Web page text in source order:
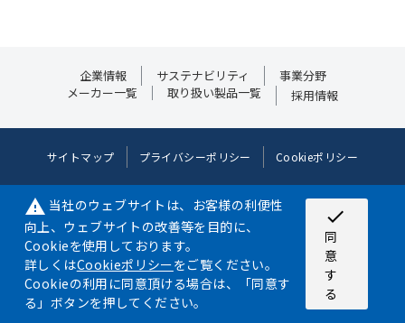
企業情報 サステナビリティ
事業分野
メーカー一覧
取り扱い製品一覧 採用情報
サイトマップ プライバシーポリシー Cookieポリシー
warning 当社のウェブサイトは、お客様の利便性
向上、ウェブサイトの改善等を目的に、
Cookieを使用しております。
詳しくはCookieポリシーをご覧ください。
Cookieの利用に同意頂ける場合は、「同意す
る」ボタンを押してください。
check
同
意
す
る